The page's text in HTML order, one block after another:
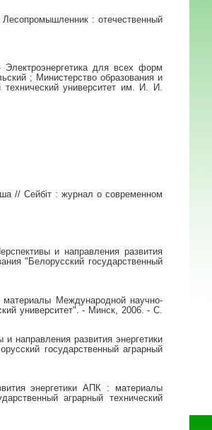
: отечественный
для всех форм
; Министерство образования и
технический университет им. И. И.
// Сейбiт : журнал о современном
и направления развития
"Белорусский государственный
Международной научно-
университет". - Минск, 2006. - С.
развития энергетики
государственный аграрный
энергетики АПК : материалы
аграрный технический